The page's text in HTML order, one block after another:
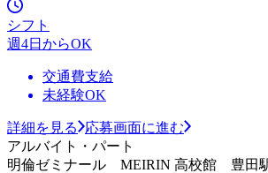
シフト
週4日からOK
交通費支給
未経験OK
詳細を見る
応募画面に進む
アルバイト・パート
明倫ゼミナール MEIRIN 高校館 豊田